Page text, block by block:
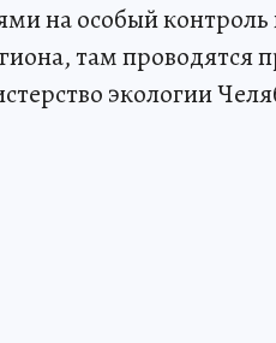
на особый
там проводятся
экологии